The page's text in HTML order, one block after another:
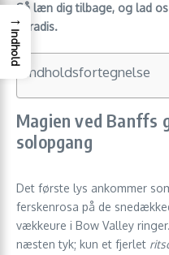
Så læn dig tilbage, og lad
paradis.
Indholdsfortegnelse
Magien ved Banffs
solopgang
Det første lys ankommer
ferskenrosa på de
vækkeure i Bow Valley
næsten tyk; kun et fjerlet
→
Indhold